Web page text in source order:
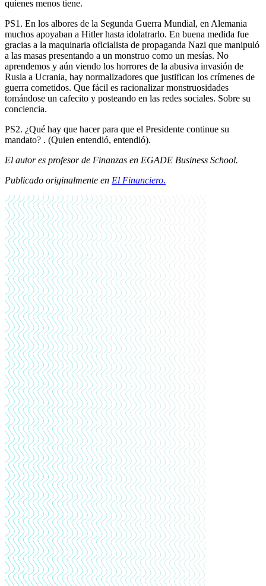
quienes menos tiene.
PS1. En los albores de la Segunda Guerra Mundial, en Alemania
muchos apoyaban a Hitler hasta idolatrarlo. En buena medida fue
gracias a la maquinaria oficialista de propaganda Nazi que manipuló
a las masas presentando a un monstruo como un mesías. No
aprendemos y aún viendo los horrores de la abusiva invasión de
Rusia a Ucrania, hay normalizadores que justifican los crímenes de
guerra cometidos. Que fácil es racionalizar monstruosidades
tomándose un cafecito y posteando en las redes sociales. Sobre su
conciencia.
PS2. ¿Qué hay que hacer para que el Presidente continue su
mandato? . (Quien entendió, entendió).
El autor es profesor de Finanzas en EGADE Business School.
Publicado originalmente en El Financiero.